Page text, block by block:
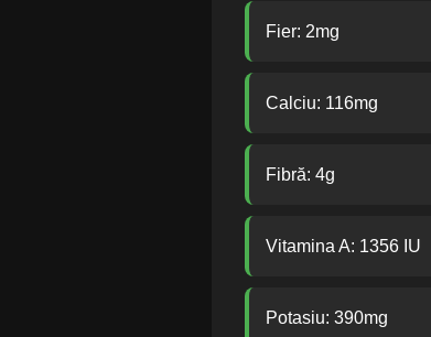
Fier: 2mg
Calciu: 116mg
Fibră: 4g
Vitamina A: 1356 IU
Potasiu: 390mg